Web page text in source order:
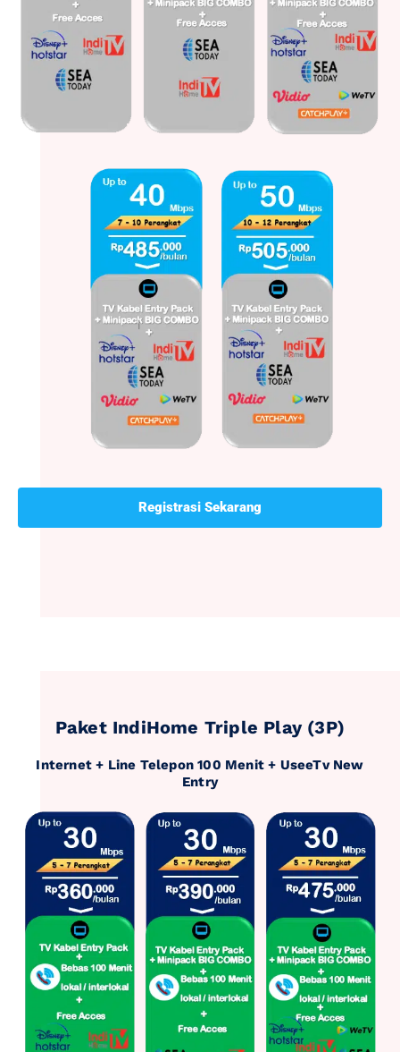
Registrasi Sekarang
Paket IndiHome Triple Play (3P)
Internet + Line Telepon 100 Menit + UseeTv New
Entry